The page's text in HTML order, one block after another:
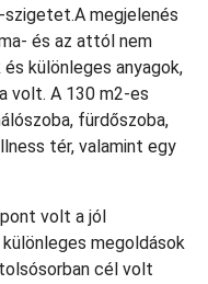
megjelenés
és az attól nem
különleges anyagok,
volt. A 130 m2-es
fürdőszoba,
tér, valamint egy
volt a jól
megoldások
cél volt